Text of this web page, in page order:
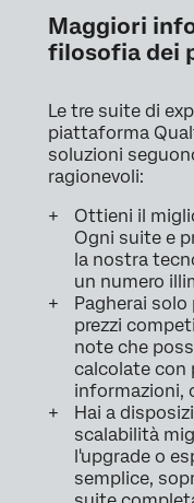
Maggiori
filosofia dei
Le tre suite di
piattaforma
soluzioni
ragionevoli:
Ottieni il
Ogni suite e
la nostra
un numero
Pagherai
prezzi
note che
calcolate con
informazioni,
Hai a
scalabilità
l'upgrade o
semplice,